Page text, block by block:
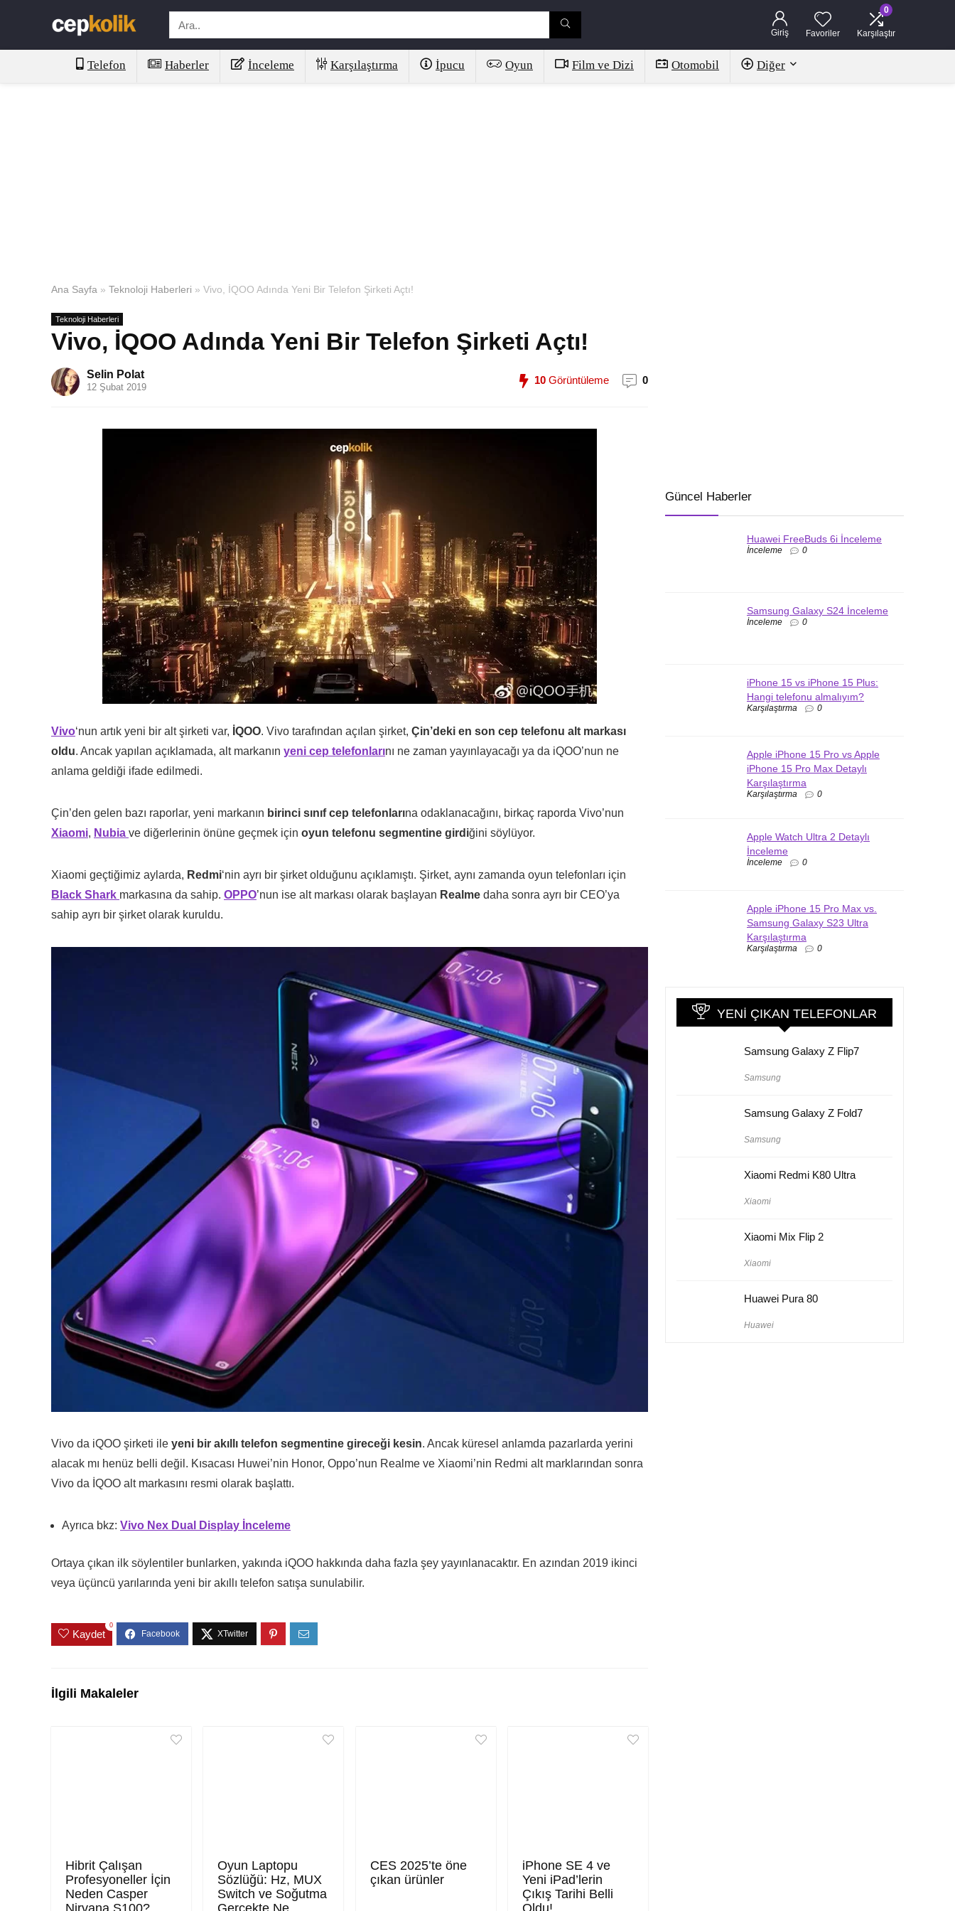
Giriş Favoriler
0
Karşılaştır
Telefon Haberler İnceleme Karşılaştırma İpucu Oyun Film ve Dizi Otomobil Diğer
Ana Sayfa » Teknoloji Haberleri » Vivo, İQOO Adında Yeni Bir Telefon Şirketi Açtı!
Teknoloji Haberleri
Vivo, İQOO Adında Yeni Bir Telefon Şirketi Açtı!
Selin Polat
12 Şubat 2019
10 Görüntüleme 0
Vivo‘nun artık yeni bir alt şirketi var, İQOO. Vivo tarafından açılan şirket, Çin’deki en son cep telefonu alt markası
oldu. Ancak yapılan açıklamada, alt markanın yeni cep telefonlarını ne zaman yayınlayacağı ya da iQOO’nun ne
anlama geldiği ifade edilmedi.
Çin’den gelen bazı raporlar, yeni markanın birinci sınıf cep telefonlarına odaklanacağını, birkaç raporda Vivo’nun
Xiaomi, Nubia ve diğerlerinin önüne geçmek için oyun telefonu segmentine girdiğini söylüyor.
Xiaomi geçtiğimiz aylarda, Redmi‘nin ayrı bir şirket olduğunu açıklamıştı. Şirket, aynı zamanda oyun telefonları için
Black Shark markasına da sahip. OPPO’nun ise alt markası olarak başlayan Realme daha sonra ayrı bir CEO’ya
sahip ayrı bir şirket olarak kuruldu.
Vivo da iQOO şirketi ile yeni bir akıllı telefon segmentine gireceği kesin. Ancak küresel anlamda pazarlarda yerini
alacak mı henüz belli değil. Kısacası Huwei’nin Honor, Oppo’nun Realme ve Xiaomi’nin Redmi alt marklarından sonra
Vivo da İQOO alt markasını resmi olarak başlattı.
Ayrıca bkz: Vivo Nex Dual Display İnceleme
Ortaya çıkan ilk söylentiler bunlarken, yakında iQOO hakkında daha fazla şey yayınlanacaktır. En azından 2019 ikinci
veya üçüncü yarılarında yeni bir akıllı telefon satışa sunulabilir.
Kaydet
0
İlgili Makaleler
Hibrit Çalışan
Profesyoneller İçin
Neden Casper
Nirvana S100?
Oyun Laptopu
Sözlüğü: Hz, MUX
Switch ve Soğutma
Gerçekte Ne
CES 2025’te öne
çıkan ürünler
iPhone SE 4 ve
Yeni iPad’lerin
Çıkış Tarihi Belli
Oldu!
Güncel Haberler
Huawei FreeBuds 6i İnceleme
İnceleme 0
Samsung Galaxy S24 İnceleme
İnceleme 0
iPhone 15 vs iPhone 15 Plus:
Hangi telefonu almalıyım?
Karşılaştırma 0
Apple iPhone 15 Pro vs Apple
iPhone 15 Pro Max Detaylı
Karşılaştırma
Karşılaştırma 0
Apple Watch Ultra 2 Detaylı
İnceleme
İnceleme 0
Apple iPhone 15 Pro Max vs.
Samsung Galaxy S23 Ultra
Karşılaştırma
Karşılaştırma 0
YENI ÇIKAN TELEFONLAR
Samsung Galaxy Z Flip7
Samsung
Samsung Galaxy Z Fold7
Samsung
Xiaomi Redmi K80 Ultra
Xiaomi
Xiaomi Mix Flip 2
Xiaomi
Huawei Pura 80
Huawei